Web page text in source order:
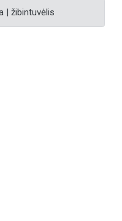
| žibintuvėlis